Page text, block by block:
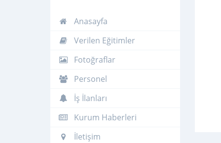
Anasayfa
Verilen Eğitimler
Fotoğraflar
Personel
İş İlanları
Kurum Haberleri
İletişim